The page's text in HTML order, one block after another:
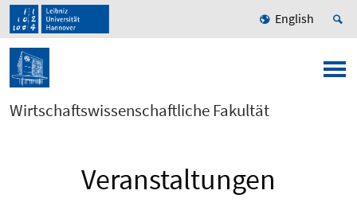
English
Wirtschaftswissenschaftliche Fakultät
Veranstaltungen